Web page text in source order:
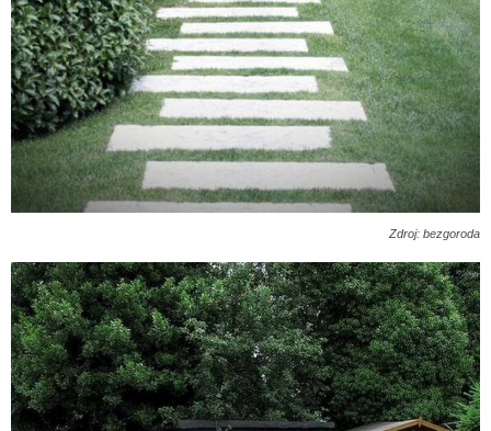
Zdroj: bezgoroda